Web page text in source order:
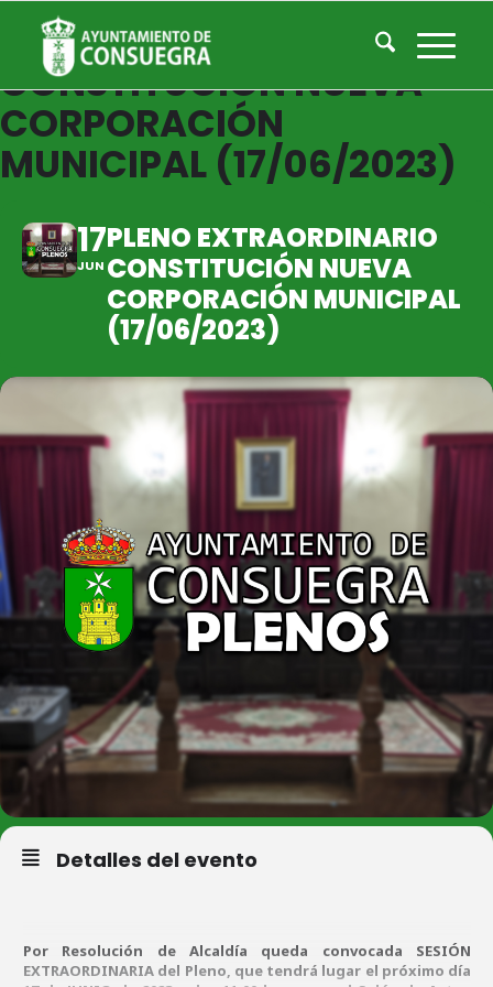
PLENO EXTRAORDINARIO
CONSTITUCIÓN NUEVA
CORPORACIÓN
MUNICIPAL (17/06/2023)
17
JUN
PLENO EXTRAORDINARIO
CONSTITUCIÓN NUEVA
CORPORACIÓN MUNICIPAL
(17/06/2023)
Detalles del evento
Por Resolución de Alcaldía queda convocada SESIÓN
EXTRAORDINARIA del Pleno, que tendrá lugar el próximo día